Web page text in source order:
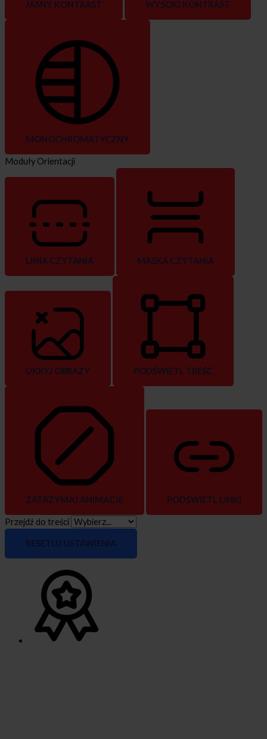
JASNY KONTRAST WYSOKI KONTRAST
MONOCHROMATYCZNY
Moduły Orientacji
LINIA CZYTANIA MASKA CZYTANIA
UKRYJ OBRAZY PODŚWIETL TREŚĆ
ZATRZYMAJ ANIMACJE PODŚWIETL LINKI
Przejdź do treści
RESETUJ USTAWIENIA